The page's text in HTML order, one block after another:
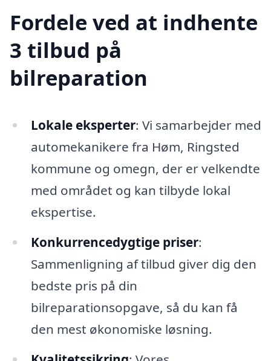
Fordele ved at indhente
3 tilbud på
bilreparation
Lokale eksperter: Vi samarbejder med
automekanikere fra Høm, Ringsted
kommune og omegn, der er velkendte
med området og kan tilbyde lokal
ekspertise.
Konkurrencedygtige priser:
Sammenligning af tilbud giver dig den
bedste pris på din
bilreparationsopgave, så du kan få
den mest økonomiske løsning.